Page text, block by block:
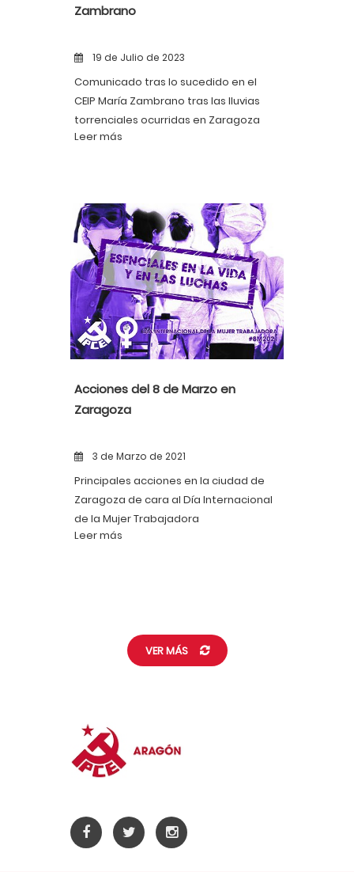
Zambrano
19 de Julio de 2023
Comunicado tras lo sucedido en el
CEIP María Zambrano tras las lluvias
torrenciales ocurridas en Zaragoza
Leer más
Acciones del 8 de Marzo en
Zaragoza
3 de Marzo de 2021
Principales acciones en la ciudad de
Zaragoza de cara al Día Internacional
de la Mujer Trabajadora
Leer más
VER MÁS